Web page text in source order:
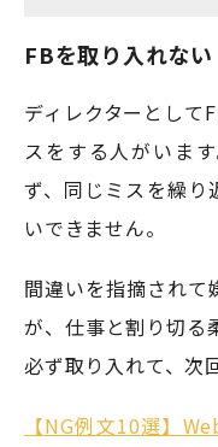
FBを取り入れない
ディレクターとして
スをする人がいま
ず、同じミスを繰り
いできません。
間違いを指摘されて
が、仕事と割り切る
必ず取り入れて、次
【NG例文10選】